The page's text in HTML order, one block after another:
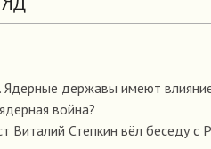
державы имеют
война?
Виталий Степкин вёл беседу